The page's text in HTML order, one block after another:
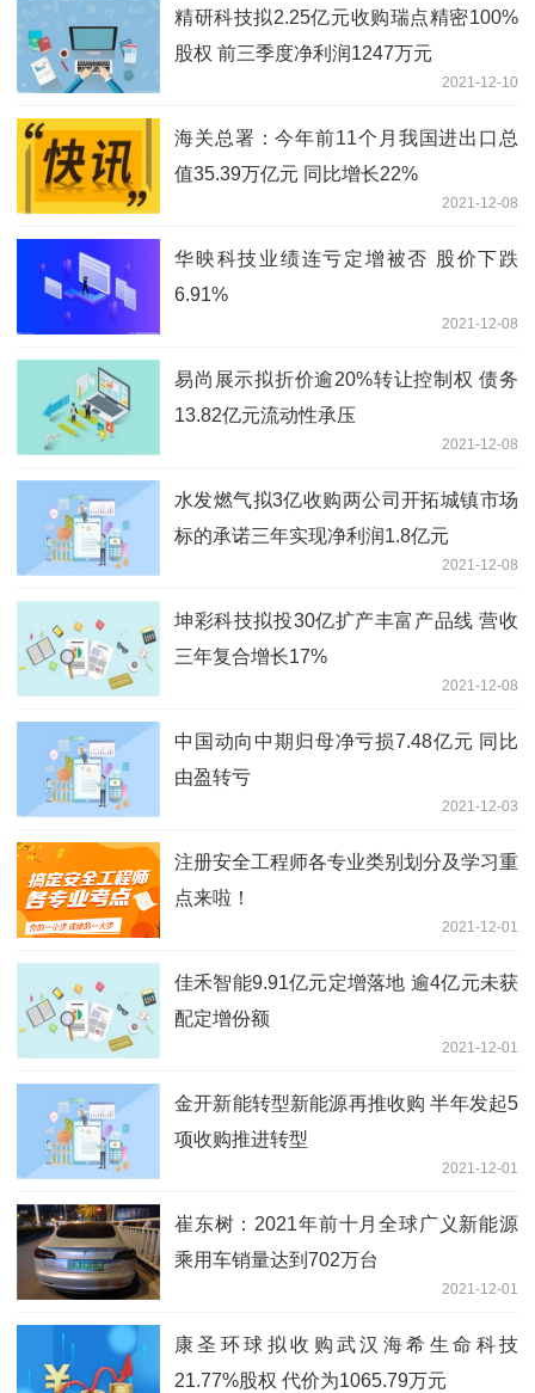
精研科技拟2.25亿元收购瑞点精密100%
股权 前三季度净利润1247万元
2021-12-10
海关总署：今年前11个月我国进出口总
值35.39万亿元 同比增长22%
2021-12-08
华映科技业绩连亏定增被否 股价下跌
6.91%
2021-12-08
易尚展示拟折价逾20%转让控制权 债务
13.82亿元流动性承压
2021-12-08
水发燃气拟3亿收购两公司开拓城镇市场
标的承诺三年实现净利润1.8亿元
2021-12-08
坤彩科技拟投30亿扩产丰富产品线 营收
三年复合增长17%
2021-12-08
中国动向中期归母净亏损7.48亿元 同比
由盈转亏
2021-12-03
注册安全工程师各专业类别划分及学习重
点来啦！
2021-12-01
佳禾智能9.91亿元定增落地 逾4亿元未获
配定增份额
2021-12-01
金开新能转型新能源再推收购 半年发起5
项收购推进转型
2021-12-01
崔东树：2021年前十月全球广义新能源
乘用车销量达到702万台
2021-12-01
康圣环球拟收购武汉海希生命科技
21.77%股权 代价为1065.79万元